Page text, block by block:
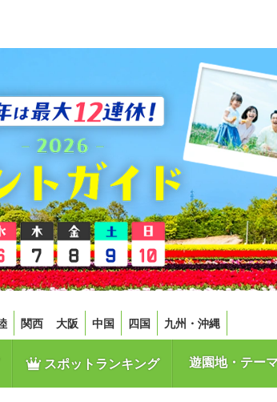
関西 大阪 中国 四国 九州・沖縄
スポットランキング 遊園地・テー